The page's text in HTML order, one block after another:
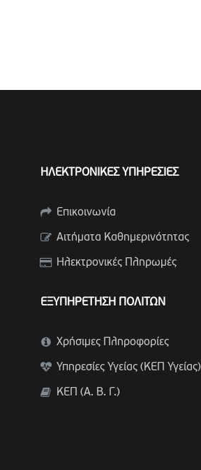
ΗΛΕΚΤΡΟΝΙΚΕΣ ΥΠΗΡΕΣΙΕΣ
Επικοινωνία
Αιτήματα Καθημερινότητας
Ηλεκτρονικές Πληρωμές
ΕΞΥΠΗΡΕΤΗΣΗ ΠΟΛΙΤΩΝ
Χρήσιμες Πληροφορίες
Υπηρεσίες Υγείας (ΚΕΠ Υγείας)
ΚΕΠ (Α. Β. Γ.)